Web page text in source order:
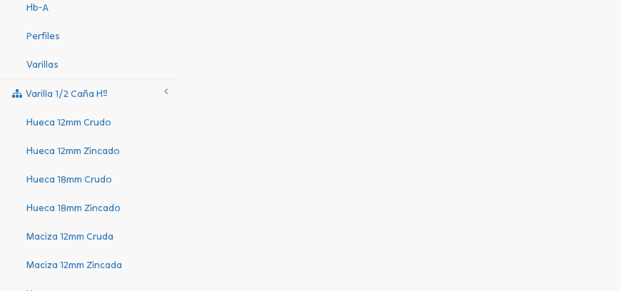
Hb-A
Perfiles
Varillas
Varilla 1/2 Caña Hº
Hueca 12mm Crudo
Hueca 12mm Zincado
Hueca 18mm Crudo
Hueca 18mm Zincado
Maciza 12mm Cruda
Maciza 12mm Zincada